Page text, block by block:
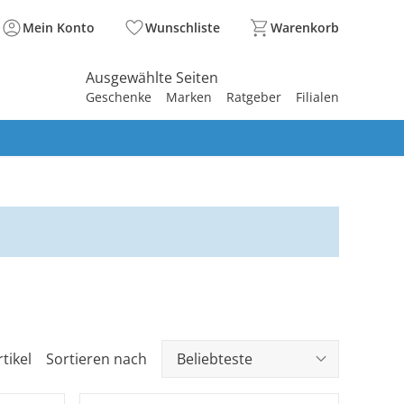
Mein Konto Wunschliste Warenkorb
Ausgewählte Seiten
Geschenke Marken Ratgeber Filialen
Sortieren nach